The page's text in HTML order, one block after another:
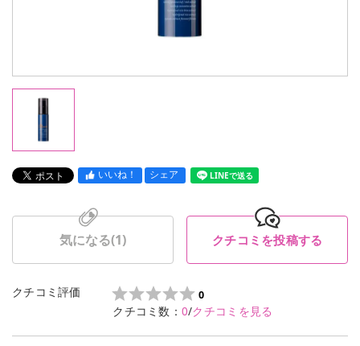
いいね！ シェア LINEで送る
気になる(1) クチコミを投稿する
クチコミ評価 0
クチコミ数： 0/クチコミを見る